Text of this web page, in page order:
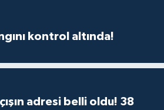
kontrol altında!
adresi belli oldu! 38